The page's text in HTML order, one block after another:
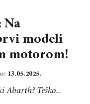
Na
modeli
motorom!
13.05.2025.
Abarth? Teško...